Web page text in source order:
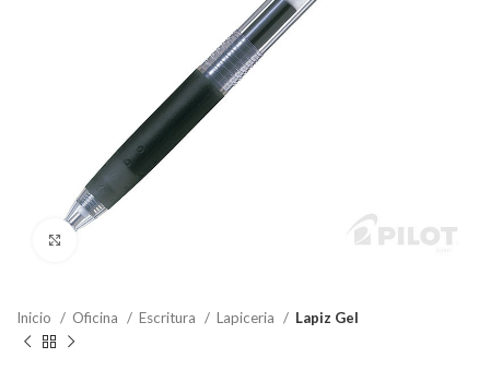
Inicio Oficina Escritura Lapiceria Lapiz Gel